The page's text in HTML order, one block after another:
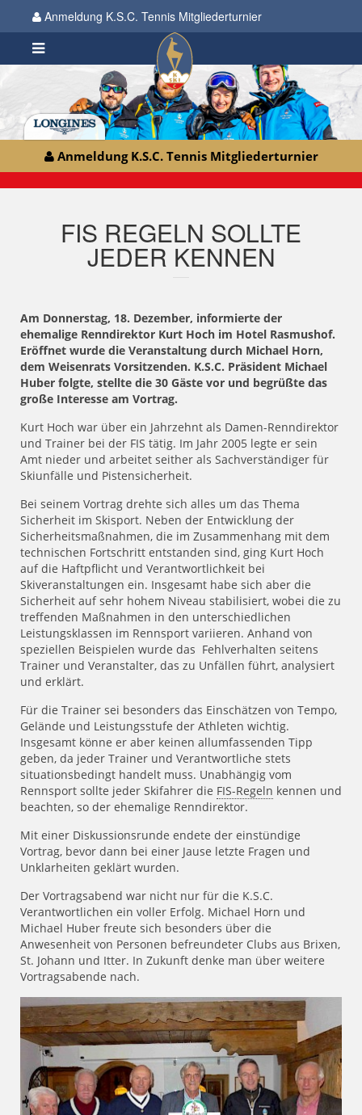
Anmeldung K.S.C. Tennis Mitgliederturnier
Anmeldung K.S.C. Tennis Mitgliederturnier
FIS REGELN SOLLTE
JEDER KENNEN
Am Donnerstag, 18. Dezember, informierte der
ehemalige Renndirektor Kurt Hoch im Hotel Rasmushof.
Eröffnet wurde die Veranstaltung durch Michael Horn,
dem Weisenrats Vorsitzenden. K.S.C. Präsident Michael
Huber folgte, stellte die 30 Gäste vor und begrüßte das
große Interesse am Vortrag.
Kurt Hoch war über ein Jahrzehnt als Damen-Renndirektor
und Trainer bei der FIS tätig. Im Jahr 2005 legte er sein
Amt nieder und arbeitet seither als Sachverständiger für
Skiunfälle und Pistensicherheit.
Bei seinem Vortrag drehte sich alles um das Thema
Sicherheit im Skisport. Neben der Entwicklung der
Sicherheitsmaßnahmen, die im Zusammenhang mit dem
technischen Fortschritt entstanden sind, ging Kurt Hoch
auf die Haftpflicht und Verantwortlichkeit bei
Skiveranstaltungen ein. Insgesamt habe sich aber die
Sicherheit auf sehr hohem Niveau stabilisiert, wobei die zu
treffenden Maßnahmen in den unterschiedlichen
Leistungsklassen im Rennsport variieren. Anhand von
speziellen Beispielen wurde das Fehlverhalten seitens
Trainer und Veranstalter, das zu Unfällen führt, analysiert
und erklärt.
Für die Trainer sei besonders das Einschätzen von Tempo,
Gelände und Leistungsstufe der Athleten wichtig.
Insgesamt könne er aber keinen allumfassenden Tipp
geben, da jeder Trainer und Verantwortliche stets
situationsbedingt handelt muss. Unabhängig vom
Rennsport sollte jeder Skifahrer die FIS-Regeln kennen und
beachten, so der ehemalige Renndirektor.
Mit einer Diskussionsrunde endete der einstündige
Vortrag, bevor dann bei einer Jause letzte Fragen und
Unklarheiten geklärt wurden.
Der Vortragsabend war nicht nur für die K.S.C.
Verantwortlichen ein voller Erfolg. Michael Horn und
Michael Huber freute sich besonders über die
Anwesenheit von Personen befreundeter Clubs aus Brixen,
St. Johann und Itter. In Zukunft denke man über weitere
Vortragsabende nach.